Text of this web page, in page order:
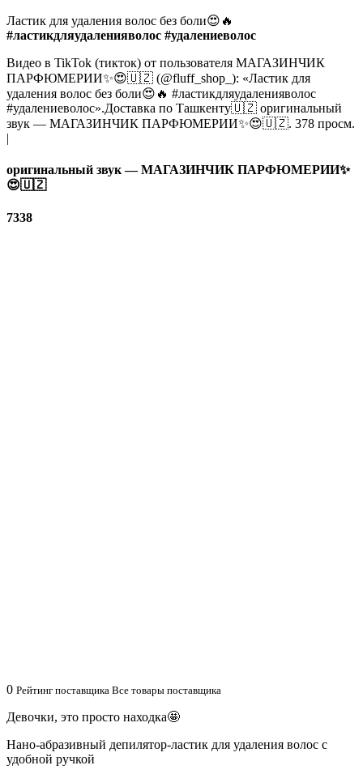
Ластик для удаления волос без боли😍🔥
#ластикдляудаленияволос #удалениеволос
Видео в TikTok (тикток) от пользователя МАГАЗИНЧИК
ПАРФЮМЕРИИ✨😍🇺🇿 (@fluff_shop_): «Ластик для
удаления волос без боли😍🔥 #ластикдляудаленияволос
#удалениеволос».Доставка по Ташкенту🇺🇿 оригинальный
звук — МАГАЗИНЧИК ПАРФЮМЕРИИ✨😍🇺🇿. 378 просм.
|
оригинальный звук — МАГАЗИНЧИК ПАРФЮМЕРИИ✨
😍🇺🇿
7338
0 Рейтинг поставщика Все товары поставщика
Девочки, это просто находка🤩
Нано-абразивный депилятор-ластик для удаления волос с
удобной ручкой